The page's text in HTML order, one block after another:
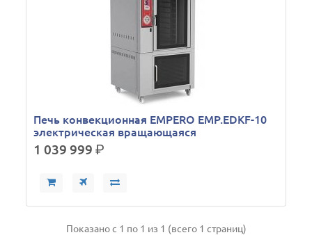
Печь конвекционная EMPERO EMP.EDKF-10
электрическая вращающаяся
1 039 999р.
Показано с 1 по 1 из 1 (всего 1 страниц)